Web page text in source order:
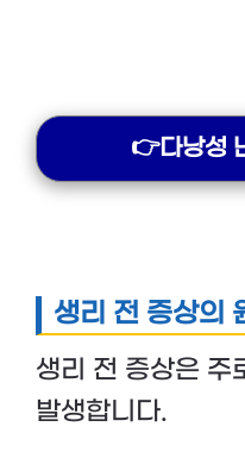
👉다낭성
생리 전 증상의
생리 전 증상은 주
발생합니다.